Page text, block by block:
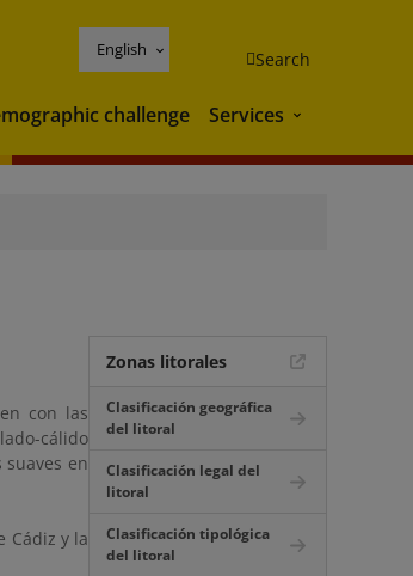
English Search
challenge Services Services
con las
cálido
en
Cádiz y la
Zonas litorales
Clasificación geográfica
del litoral
Clasificación legal del
litoral
Clasificación tipológica
del litoral